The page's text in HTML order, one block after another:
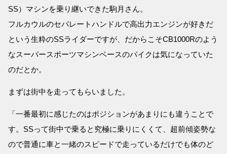
SS）マシンを乗り継いできた駒月さん。
フルカウルのセパレートハンドルで高出力エンジンが好きだ
という生粋のSSライダーですが、だからこそCB1000Rのよう
なスーパースポーツマシンベースのバイクは気になっていた
のだとか。
まずは街中を走ってもらいました。
「一番最初に感じたのはポジションがあまりにも違うことで
す。SSって街中で乗ると究極に乗りにくくて、超前傾姿勢な
ので普通に車と一緒のスピードで走っているだけでも体のど